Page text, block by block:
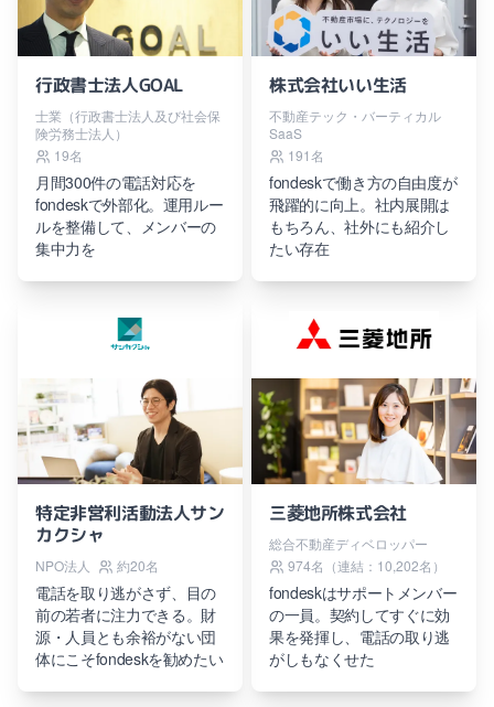
行政書士法人GOAL
士業（行政書士法人及び社会保
険労務士法人）
19名
月間300件の電話対応を
fondeskで外部化。運用ルー
ルを整備して、メンバーの
集中力を
株式会社いい生活
不動産テック・バーティカル
SaaS
191名
fondeskで働き方の自由度が
飛躍的に向上。社内展開は
もちろん、社外にも紹介し
たい存在
特定非営利活動法人サン
カクシャ
NPO法人 約20名
電話を取り逃がさず、目の
前の若者に注力できる。財
源・人員とも余裕がない団
体にこそfondeskを勧めたい
三菱地所株式会社
総合不動産ディベロッパー
974名（連結：10,202名）
fondeskはサポートメンバー
の一員。契約してすぐに効
果を発揮し、電話の取り逃
がしもなくせた